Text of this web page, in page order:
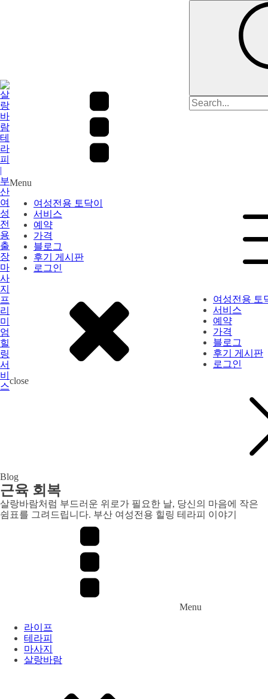
Menu
여성전용 토닥이
서비스
예약
가격
블로그
후기 게시판
로그인
close
검
색:
여성전용 토
서비스
예약
가격
블로그
후기 게시판
로그인
Blog
근육 회복
살랑바람처럼 부드러운 위로가 필요한 날, 당신의 마음에 작은
쉼표를 그려드립니다. 부산 여성전용 힐링 테라피 이야기
Menu
라이프
테라피
마사지
살랑바람